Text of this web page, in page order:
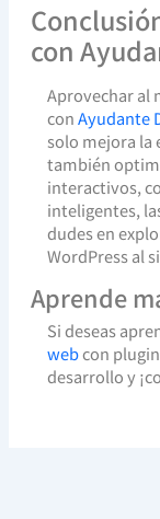
con
Aprovechar al
conAyudante
solo mejora la
también
interactivos,
inteligentes,
dudes en
WordPress al
Aprende
Si deseas
webcon
desarrollo y